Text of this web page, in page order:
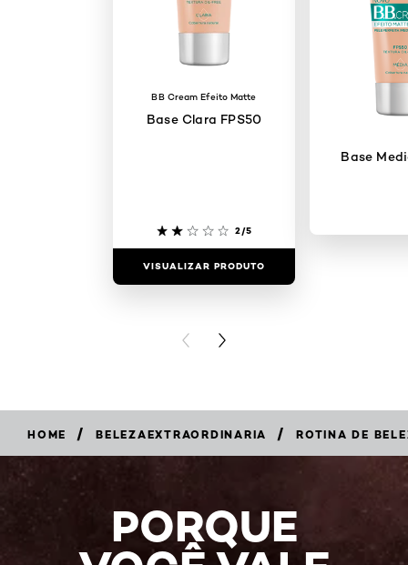
BB Cream Efeito Matte
Base Clara FPS50
2/5
VISUALIZAR PRODUTO
Base
PREVIOUS CARD
NEXT CARD
HOME / BELEZAEXTRAORDINARIA / ROTINA DE
PORQUE